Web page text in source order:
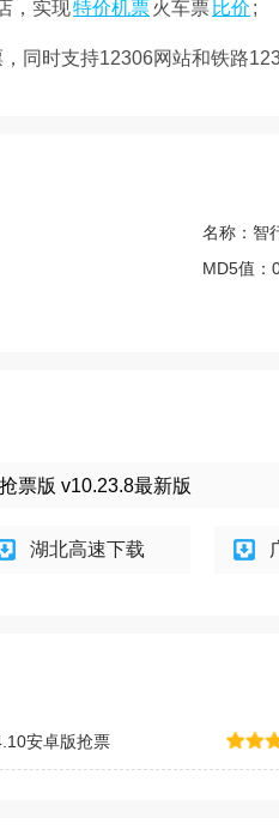
，实现特价机票火车票 比价 ;
同时支持12306网站和铁路
名称： 智
MD5值：
票版 v10.23.8最新版
湖北高速下载
安卓版抢票